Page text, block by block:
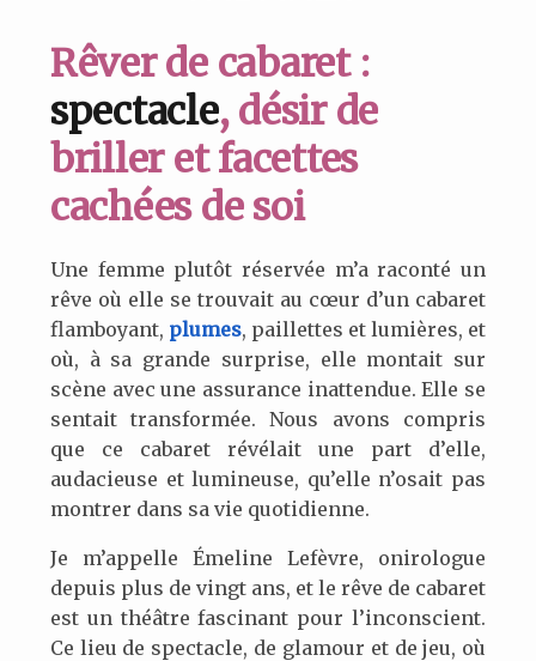
Rêver de cabaret :
spectacle, désir de
briller et facettes
cachées de soi
Une femme plutôt réservée m’a raconté un
rêve où elle se trouvait au cœur d’un cabaret
flamboyant, plumes, paillettes et lumières, et
où, à sa grande surprise, elle montait sur
scène avec une assurance inattendue. Elle se
sentait transformée. Nous avons compris
que ce cabaret révélait une part d’elle,
audacieuse et lumineuse, qu’elle n’osait pas
montrer dans sa vie quotidienne.
Je m’appelle Émeline Lefèvre, onirologue
depuis plus de vingt ans, et le rêve de cabaret
est un théâtre fascinant pour l’inconscient.
Ce lieu de spectacle, de glamour et de jeu, où